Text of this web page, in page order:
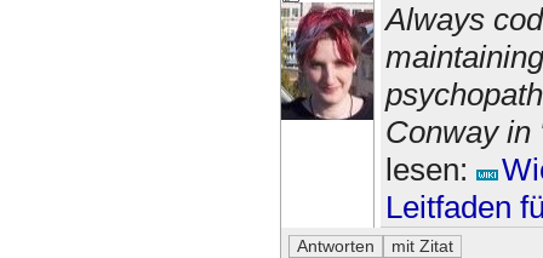
Always
Conway in
lesen:
Leitfaden